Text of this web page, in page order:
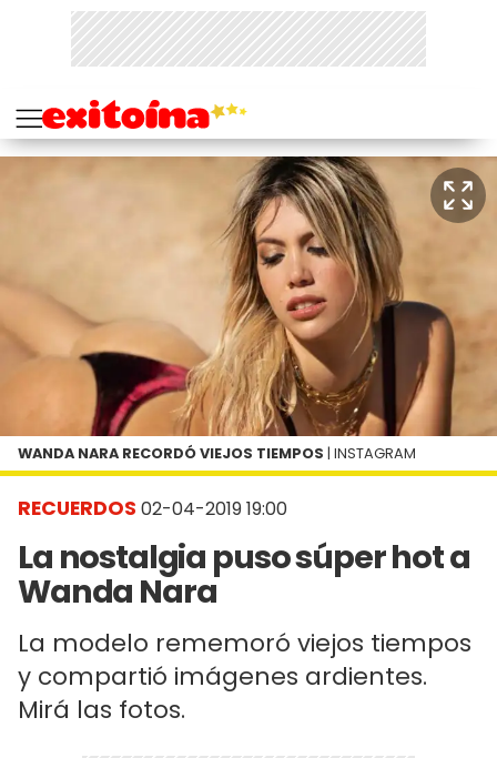
RECUERDOS 02-04-2019 19:00
La nostalgia puso súper hot a
Wanda Nara
La modelo rememoró viejos tiempos
y compartió imágenes ardientes.
Mirá las fotos.
WANDA NARA RECORDÓ VIEJOS TIEMPOS | INSTAGRAM